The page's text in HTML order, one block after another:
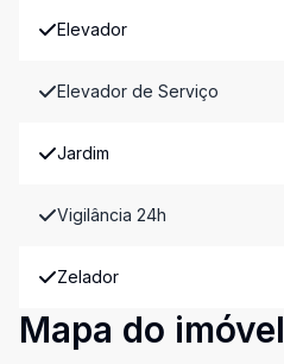
Elevador
Elevador de Serviço
Jardim
Vigilância 24h
Zelador
Mapa do imóvel